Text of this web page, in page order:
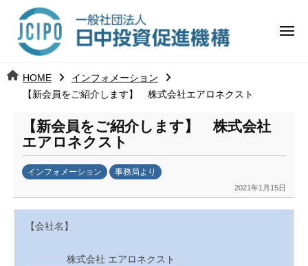
ツ 日
中
投
資
促
進
j
メ
HOME
インフォメーション
【新会員をご紹介します】 株式会社エアロネクスト
【新会員をご紹介します】 株式会社
エアロネクスト
インフォメーション 事務局より
2021年1月15日
【会社名】
株式会社 エアロネクスト
日
中
資
進
機
構